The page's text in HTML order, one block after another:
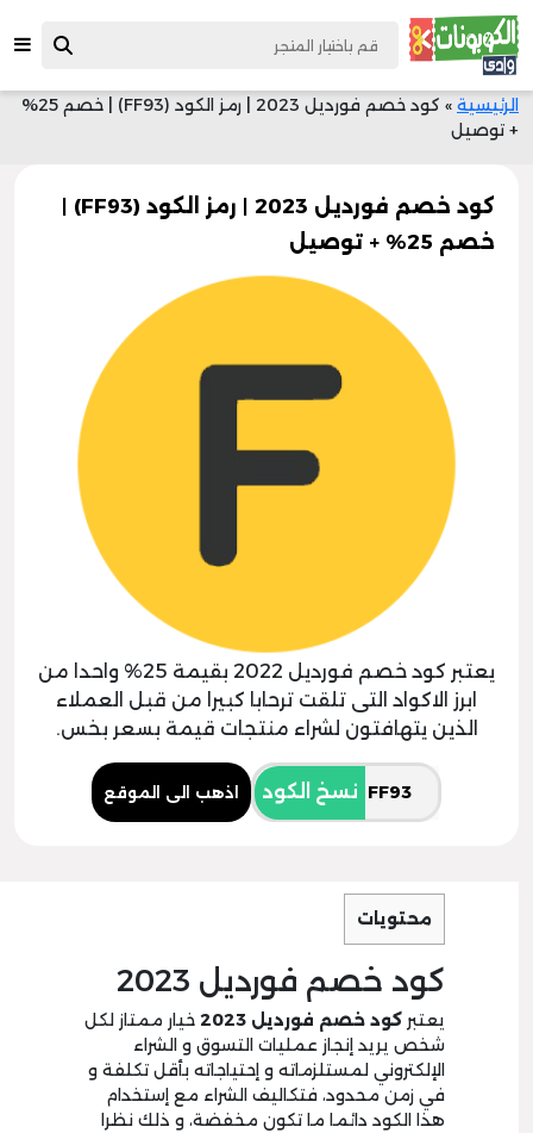
الرئيسية »
كود خصم فورديل 2023 | رمز الكود (FF93) | خصم 25%
+ توصيل
كود خصم فورديل 2023 | رمز الكود (FF93) |
خصم 25% + توصيل
يعتبر كود خصم فورديل 2022 بقيمة 25% واحدا من
ابرز الاكواد التى تلقت ترحابا كبيرا من قبل العملاء
الذين يتهافتون لشراء منتجات قيمة بسعر بخس.
نسخ الكود اذهب الى الموقع
محتويات
كود خصم فورديل 2023
يعتبر كود خصم فورديل 2023
خيار ممتاز لكل
شخص يريد إنجاز عمليات التسوق و الشراء
الإلكتروني لمستلزماته و إحتياجاته بأقل تكلفة و
في زمن محدود، فتكاليف الشراء مع إستخدام
هذا الكود دائما ما تكون مخفضة، و ذلك نظرا